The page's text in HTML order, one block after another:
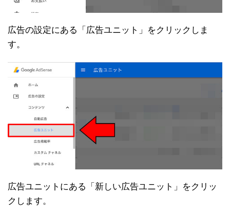
広告の設定にある「広告ユニット」をクリックしま
す。
広告ユニットにある「新しい広告ユニット」をクリッ
クします。